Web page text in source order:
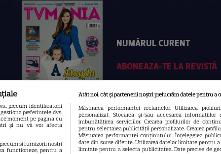
NUMĂRUL CURENT
ABONEAZA-TE LA REVISTĂ
precum identificatorii
preferințele dvs.
moment pe pagina cu
și nu vă vor afecta
si furnizorii nostri
functioneze, pentru a
Atât noi, cât și partenerii noștri prelucrăm datele pentru a
Măsurarea performanței reclamelor. Utilizarea
personalizat. Stocarea și/sau accesarea
îmbunătățirea serviciilor. Crearea profilurilor de
pentru selectarea publicității personalizate. Crearea
Măsurarea performanței conținutului. Înțelegerea
date din surse diferite. Utilizarea datelor limitate pentru
limitate pentru a selecta publicitatea. Date precise de